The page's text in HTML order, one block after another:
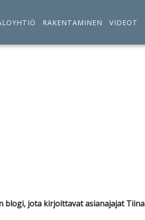
RAKENTAMINEN VIDEOT
blogi, jota kirjoittavat asianajajat Tiina